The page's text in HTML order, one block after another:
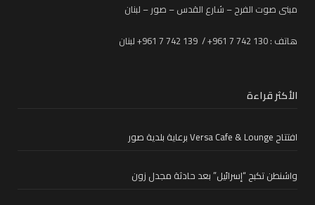
مبنى صوت الفرح – شارع القدس – صور – لبنان
هاتف : 130 742 7 961+ / 139 742 7 961+ لبنان
الأكثر قراءة
افتتاح Versa Cafe & Lounge برعاية بلدية صور
واشنطن تكبح “إسرائيل” بعد حادثة مجدل زون